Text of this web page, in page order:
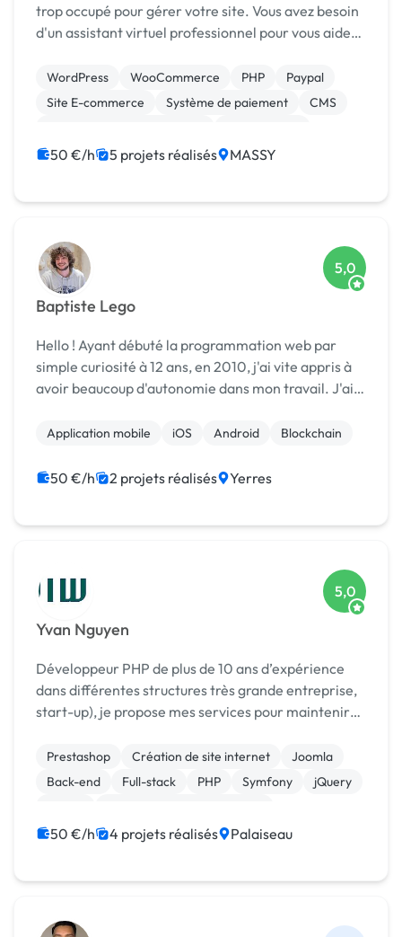
trop occupé pour gérer votre site. Vous avez besoin
d'un assistant virtuel professionnel pour vous aider
services : ◈ Installation, maintena...
WordPress WooCommerce PHP
Paypal
Site E-commerce
Système de paiement
CMS
Full-stack
50 €/h 5 projets réalisés MASSY
Baptiste Lego
5,0
Hello ! Ayant débuté la programmation web par
simple curiosité à 12 ans, en 2010, j'ai vite appris à
avoir beaucoup d'autonomie dans mon travail. J'ai
scolaires ou professionnels depuis mes 14 an...
Application mobile iOS Android Blockchain
50 €/h 2 projets réalisés Yerres
Yvan Nguyen
5,0
Développeur PHP de plus de 10 ans d’expérience
dans différentes structures très grande entreprise,
start-up), je propose mes services pour maintenir
connus (Symfony, Zend, Laravel), des framewo...
Prestashop Création de site internet
Joomla
Back-end
Full-stack PHP Symfony
jQuery
50 €/h 4 projets réalisés Palaiseau